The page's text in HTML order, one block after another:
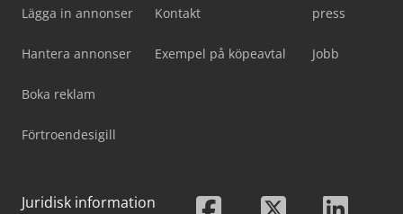
Lägga in annonser
Hantera annonser
Boka reklam
Förtroendesigill
Kontakt
Exempel på köpeavtal
press
Jobb
Juridisk information